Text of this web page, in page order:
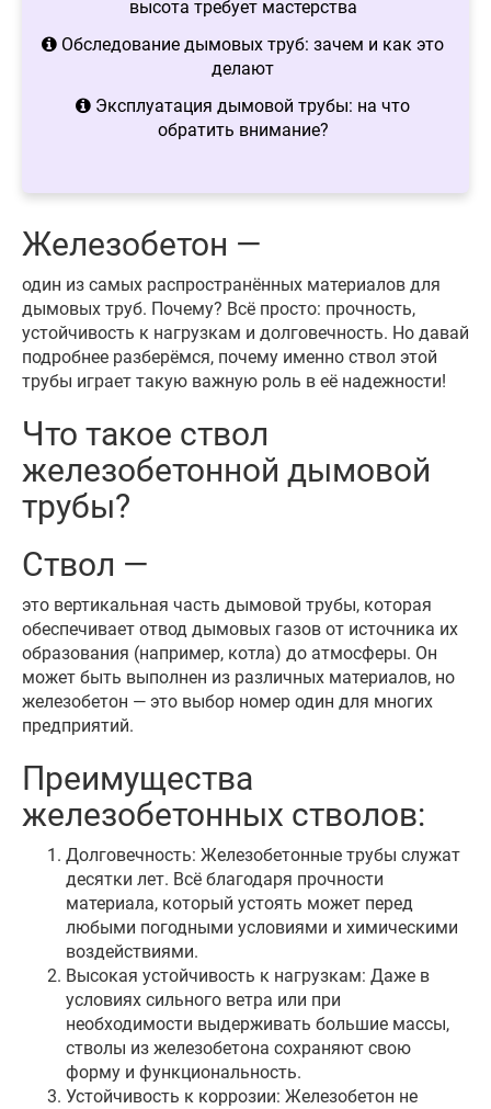
высота требует мастерства
Обследование дымовых труб: зачем и как это
делают
Эксплуатация дымовой трубы: на что
обратить внимание?
Железобетон —
один из самых распространённых материалов для
дымовых труб. Почему? Всё просто: прочность,
устойчивость к нагрузкам и долговечность. Но давай
подробнее разберёмся, почему именно ствол этой
трубы играет такую важную роль в её надежности!
Что такое ствол
железобетонной дымовой
трубы?
Ствол —
это вертикальная часть дымовой трубы, которая
обеспечивает отвод дымовых газов от источника их
образования (например, котла) до атмосферы. Он
может быть выполнен из различных материалов, но
железобетон — это выбор номер один для многих
предприятий.
Преимущества
железобетонных стволов:
Долговечность: Железобетонные трубы служат
десятки лет. Всё благодаря прочности
материала, который устоять может перед
любыми погодными условиями и химическими
воздействиями.
Высокая устойчивость к нагрузкам: Даже в
условиях сильного ветра или при
необходимости выдерживать большие массы,
стволы из железобетона сохраняют свою
форму и функциональность.
Устойчивость к коррозии: Железобетон не